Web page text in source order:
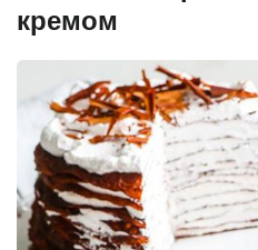
кремом